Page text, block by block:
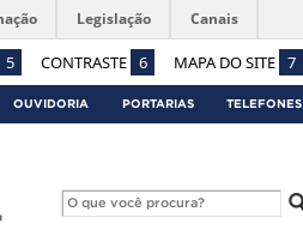
5 CONTRASTE 6 MAPA DO SITE 7
Legislação Canais
OUVIDORIA PORTARIAS TELEFONES